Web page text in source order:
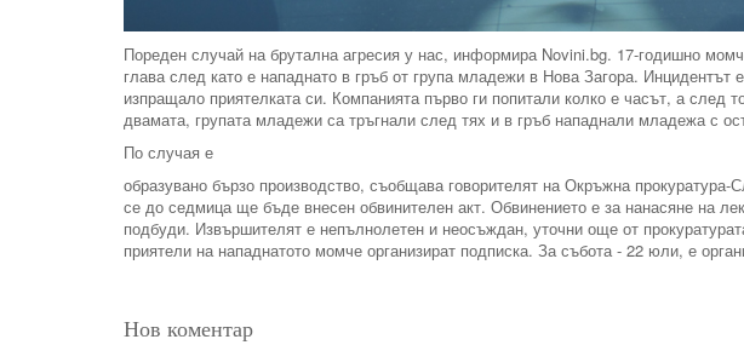
Пореден случай на брутална агресия у нас, информира Novini.bg. 17-годишно
глава след като е нападнато в гръб от група младежи в Нова Загора.
изпращало приятелката си. Компанията първо ги попитали колко е часът, а след
двамата, групата младежи са тръгнали след тях и в гръб нападнали младежа с
По случая е
образувано бързо производство, съобщава говорителят на Окръжна
се до седмица ще бъде внесен обвинителен акт. Обвинението е за нанасяне на
подбуди. Извършителят е непълнолетен и неосъждан, уточни още от
приятели на нападнатото момче организират подписка. За събота - 22 юли, е
Нов коментар